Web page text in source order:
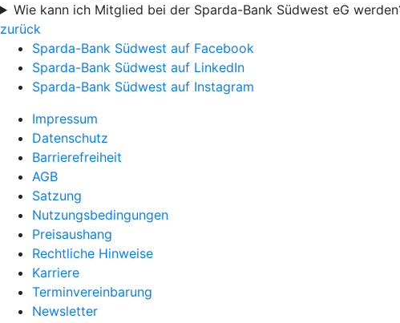
Wie kann ich Mitglied bei der Sparda-Bank Südwest eG
zurück
Sparda-Bank Südwest auf Facebook
Sparda-Bank Südwest auf LinkedIn
Sparda-Bank Südwest auf Instagram
Impressum
Datenschutz
Barrierefreiheit
AGB
Satzung
Nutzungsbedingungen
Preisaushang
Rechtliche Hinweise
Karriere
Terminvereinbarung
Newsletter